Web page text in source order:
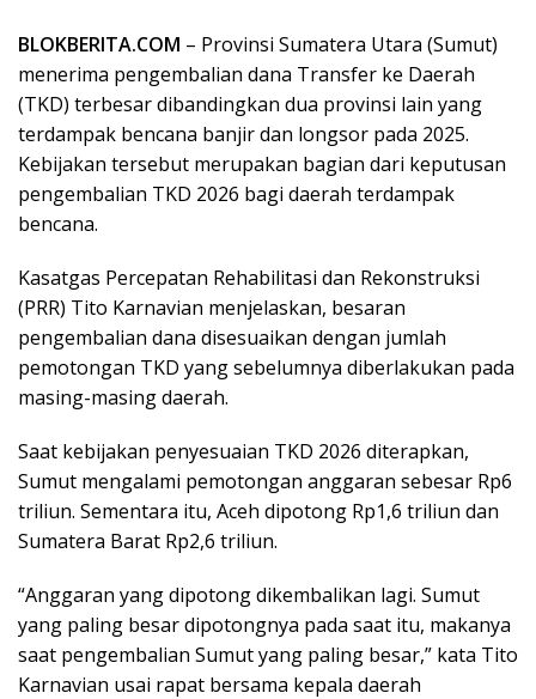
BLOKBERITA.COM – Provinsi Sumatera Utara (Sumut)
menerima pengembalian dana Transfer ke Daerah
(TKD) terbesar dibandingkan dua provinsi lain yang
terdampak bencana banjir dan longsor pada 2025.
Kebijakan tersebut merupakan bagian dari keputusan
pengembalian TKD 2026 bagi daerah terdampak
bencana.
Kasatgas Percepatan Rehabilitasi dan Rekonstruksi
(PRR) Tito Karnavian menjelaskan, besaran
pengembalian dana disesuaikan dengan jumlah
pemotongan TKD yang sebelumnya diberlakukan pada
masing-masing daerah.
Saat kebijakan penyesuaian TKD 2026 diterapkan,
Sumut mengalami pemotongan anggaran sebesar Rp6
triliun. Sementara itu, Aceh dipotong Rp1,6 triliun dan
Sumatera Barat Rp2,6 triliun.
“Anggaran yang dipotong dikembalikan lagi. Sumut
yang paling besar dipotongnya pada saat itu, makanya
saat pengembalian Sumut yang paling besar,” kata Tito
Karnavian usai rapat bersama kepala daerah